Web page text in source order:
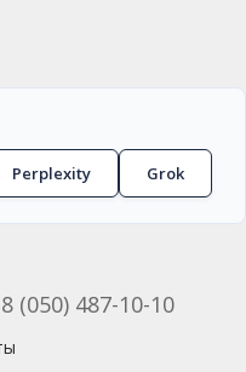
Perplexity Grok
(050) 487-10-10